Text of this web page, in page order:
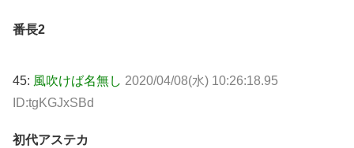
番長2
45: 風吹けば名無し 2020/04/08(水) 10:26:18.95
ID:tgKGJxSBd
初代アステカ